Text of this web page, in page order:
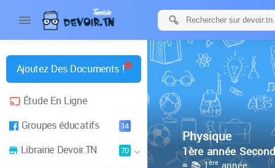
Ajoutez Des Documents !
Étude En Ligne
Groupes éducatifs
14
Librairie Devoir.TN 70
Physique
1ère année
ère